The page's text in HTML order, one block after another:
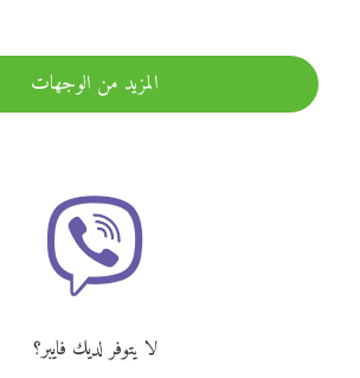
المزيد من الوجهات
لا يتوفر لديك فايبر؟